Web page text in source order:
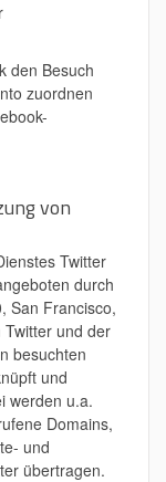
den Besuch
zuordnen
von
Twitter
durch
San Francisco,
Twitter und der
besuchten
und
werden u.a.
Domains,
und
übertragen.